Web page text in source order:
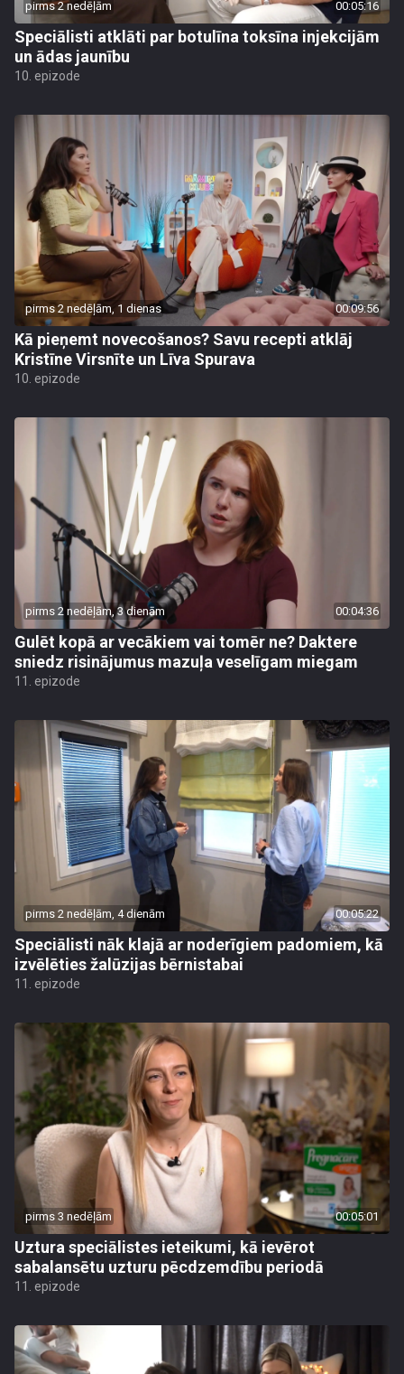
pirms 2 nedēļām 00:05:16
Speciālisti atklāti par botulīna toksīna injekcijām
un ādas jaunību
10. epizode
pirms 2 nedēļām, 1 dienas 00:09:56
Kā pieņemt novecošanos? Savu recepti atklāj
Kristīne Virsnīte un Līva Spurava
10. epizode
pirms 2 nedēļām, 3 dienām 00:04:36
Gulēt kopā ar vecākiem vai tomēr ne? Daktere
sniedz risinājumus mazuļa veselīgam miegam
11. epizode
pirms 2 nedēļām, 4 dienām 00:05:22
Speciālisti nāk klajā ar noderīgiem padomiem, kā
izvēlēties žalūzijas bērnistabai
11. epizode
pirms 3 nedēļām 00:05:01
Uztura speciālistes ieteikumi, kā ievērot
sabalansētu uzturu pēcdzemdību periodā
11. epizode